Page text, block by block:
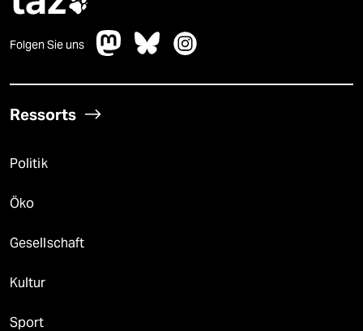
Folgen Sie uns
Ressorts
Politik
Öko
Gesellschaft
Kultur
Sport